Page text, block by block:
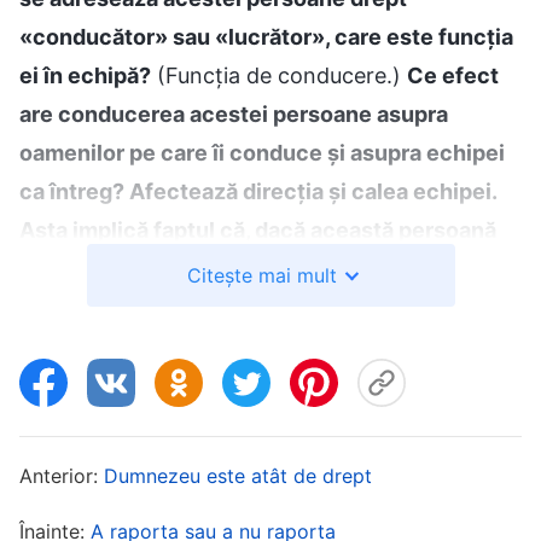
«conducător» sau «lucrător», care este funcția
ei în echipă? (Funcția de conducere.) Ce efect
are conducerea acestei persoane asupra
oamenilor pe care îi conduce și asupra echipei
ca întreg? Afectează direcția și calea echipei.
Asta implică faptul că, dacă această persoană
aflată într-o poziție de conducere urmează
calea cea dreptă; dincolo de asta, ar putea
măsură ce avansează, precum și viteza și ritmul
Citește mai mult
Anterior: Dumnezeu este atât de drept
Înainte: A raporta sau a nu raporta